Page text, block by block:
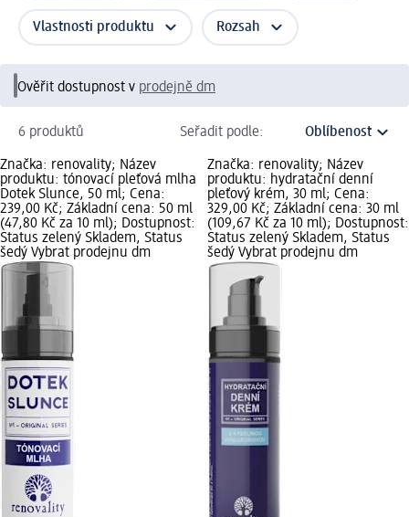
Vlastnosti produktu Rozsah
Ověřit dostupnost v prodejně dm
6 produktů Seřadit podle:
Značka: renovality; Název
produktu: tónovací pleťová mlha
Dotek Slunce, 50 ml; Cena:
239,00 Kč; Základní cena: 50 ml
(47,80 Kč za 10 ml); Dostupnost:
Status zelený Skladem, Status
šedý Vybrat prodejnu dm
Značka: renovality; Název
produktu: hydratační denní
pleťový krém, 30 ml; Cena:
329,00 Kč; Základní cena: 30 ml
(109,67 Kč za 10 ml); Dostupnost:
Status zelený Skladem, Status
šedý Vybrat prodejnu dm